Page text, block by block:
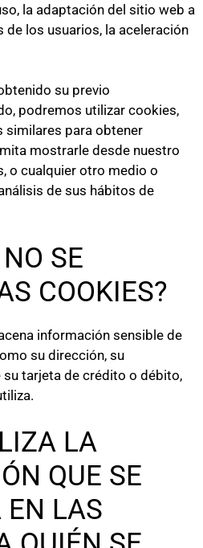
la adaptación del sitio web a
de los usuarios, la aceleración
su previo
podremos utilizar cookies,
para obtener
mostrarle desde nuestro
o cualquier otro medio o
de sus hábitos de
SE
COOKIES?
información sensible de
su dirección, su
tarjeta de crédito o débito,
LA
QUE SE
LAS